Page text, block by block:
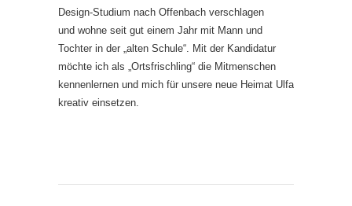
Design-Studium nach Offenbach verschlagen
und wohne seit gut einem Jahr mit Mann und
Tochter in der „alten Schule“. Mit der Kandidatur
möchte ich als „Ortsfrischling“ die Mitmenschen
kennenlernen und mich für unsere neue Heimat Ulfa
kreativ einsetzen.